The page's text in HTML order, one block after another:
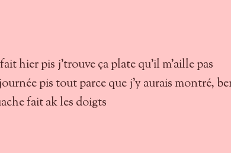
hier pis j'trouve ça plate qu'il m'aille pas
pis tout parce que j'y aurais montré,
fait ak les doigts